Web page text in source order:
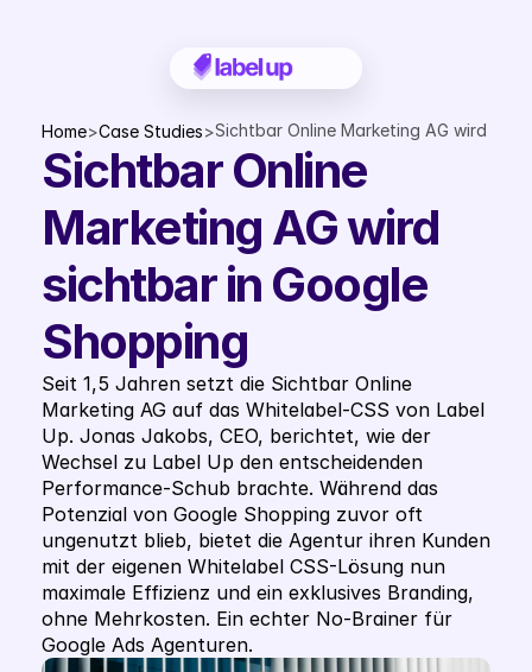
Home>Case Studies>Sichtbar Online Marketing AG wird
sichtbar in Google Shopping
Sichtbar Online
Marketing AG wird
sichtbar in Google
Shopping
Seit 1,5 Jahren setzt die Sichtbar Online
Marketing AG auf das Whitelabel-CSS von Label
Up. Jonas Jakobs, CEO, berichtet, wie der
Wechsel zu Label Up den entscheidenden
Performance-Schub brachte. Während das
Potenzial von Google Shopping zuvor oft
ungenutzt blieb, bietet die Agentur ihren Kunden
mit der eigenen Whitelabel CSS-Lösung nun
maximale Effizienz und ein exklusives Branding,
ohne Mehrkosten. Ein echter No-Brainer für
Google Ads Agenturen.